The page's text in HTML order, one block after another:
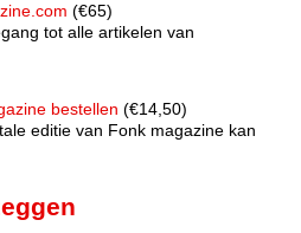
(€65)
tot alle artikelen van
bestellen (€14,50)
editie van Fonk magazine kan